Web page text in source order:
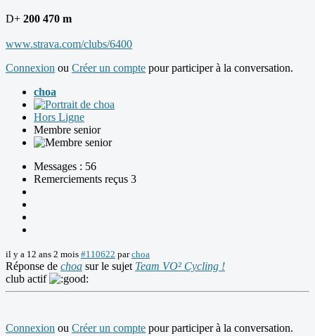
D+ 200 470 m
www.strava.com/clubs/6400
Connexion ou Créer un compte pour participer à la conversation.
choa
Hors Ligne
Membre senior
Messages : 56
Remerciements reçus 3
il y a 12 ans 2 mois #110622 parchoa
Réponse de choa sur le sujet Team VO² Cycling !
club actif
Connexion ou Créer un compte pour participer à la conversation.